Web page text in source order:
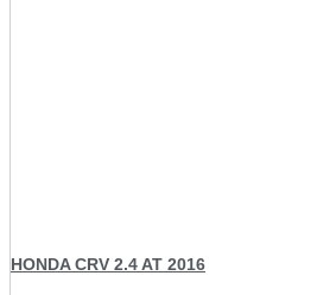
HONDA CRV 2.4 AT 2016